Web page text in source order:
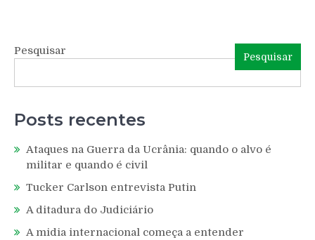
Pesquisar Pesquisar
Posts recentes
Ataques na Guerra da Ucrânia: quando o alvo é
militar e quando é civil
Tucker Carlson entrevista Putin
A ditadura do Judiciário
A midia internacional começa a entender